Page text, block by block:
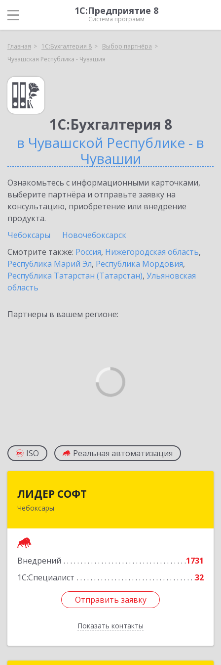
1С:Предприятие 8
Система программ
Главная 1С:Бухгалтерия 8
Выбор партнёра
Чувашская Республика - Чувашия
1С:Бухгалтерия 8
в Чувашской Республике - в
Чувашии
Ознакомьтесь с информационными карточками,
выберите партнёра и отправьте заявку на
консультацию, приобретение или внедрение
продукта.
Чебоксары
Новочебоксарск
Смотрите также: Россия, Нижегородская область,
Республика Марий Эл, Республика Мордовия,
Республика Татарстан (Татарстан), Ульяновская
область
Партнеры в вашем регионе:
ISO Реальная автоматизация
ЛИДЕР СОФТ
Чебоксары
Внедрений
1731
1С:Специалист
32
Отправить заявку
Показать контакты
428018, Чувашская Республика - Чувашия,
Подробнее
Отправить заявку
Назад